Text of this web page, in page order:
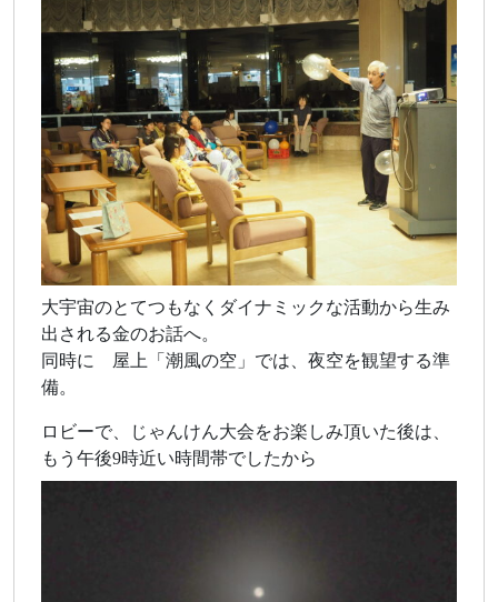
大宇宙のとてつもなくダイナミックな活動から生み
出される金のお話へ。
同時に 屋上「潮風の空」では、夜空を観望する準
備。
ロビーで、じゃんけん大会をお楽しみ頂いた後は、
もう午後9時近い時間帯でしたから